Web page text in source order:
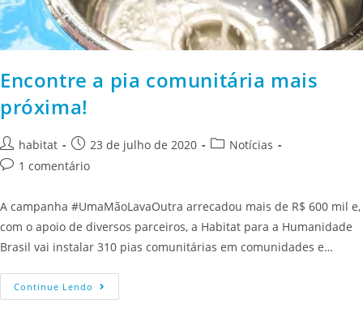
Encontre a pia comunitária mais
próxima!
habitat 23 de julho de 2020
Notícias
1 comentário
A campanha #UmaMãoLavaOutra arrecadou mais de R$ 600 mil e,
com o apoio de diversos parceiros, a Habitat para a Humanidade
Brasil vai instalar 310 pias comunitárias em comunidades e…
Continue Lendo